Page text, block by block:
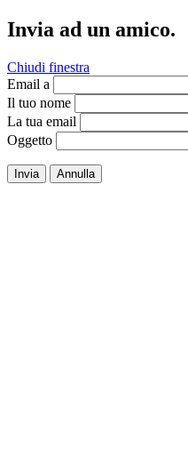
Invia ad un amico.
Chiudi finestra
Email a
Il tuo nome
La tua email
Oggetto
Invia Annulla